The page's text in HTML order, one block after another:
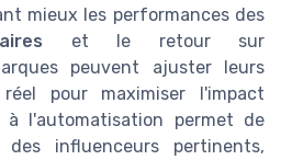
mieux les performances des
et le retour sur
peuvent ajuster leurs
pour maximiser l'impact
à l'automatisation permet de
influenceurs pertinents,